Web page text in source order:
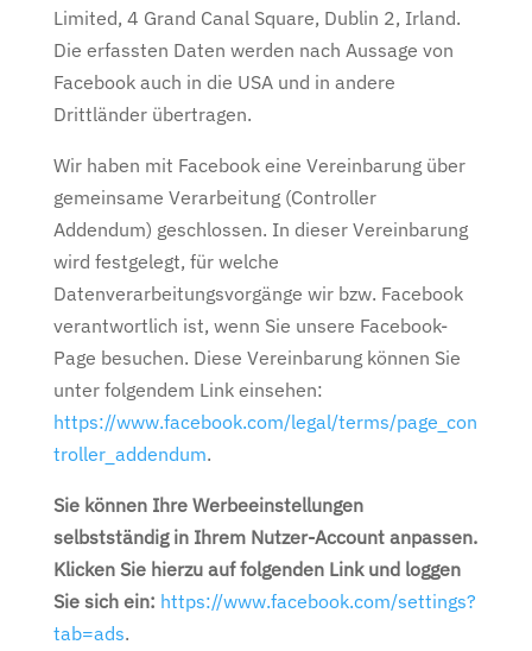
Limited, 4 Grand Canal Square, Dublin 2, Irland.
Die erfassten Daten werden nach Aussage von
Facebook auch in die USA und in andere
Drittländer übertragen.
Wir haben mit Facebook eine Vereinbarung über
gemeinsame Verarbeitung (Controller
Addendum) geschlossen. In dieser Vereinbarung
wird festgelegt, für welche
Datenverarbeitungsvorgänge wir bzw. Facebook
verantwortlich ist, wenn Sie unsere Facebook-
Page besuchen. Diese Vereinbarung können Sie
unter folgendem Link einsehen:
https://www.facebook.com/legal/terms/page_con
troller_addendum.
Sie können Ihre Werbeeinstellungen
selbstständig in Ihrem Nutzer-Account anpassen.
Klicken Sie hierzu auf folgenden Link und loggen
Sie sich ein: https://www.facebook.com/settings?
tab=ads.